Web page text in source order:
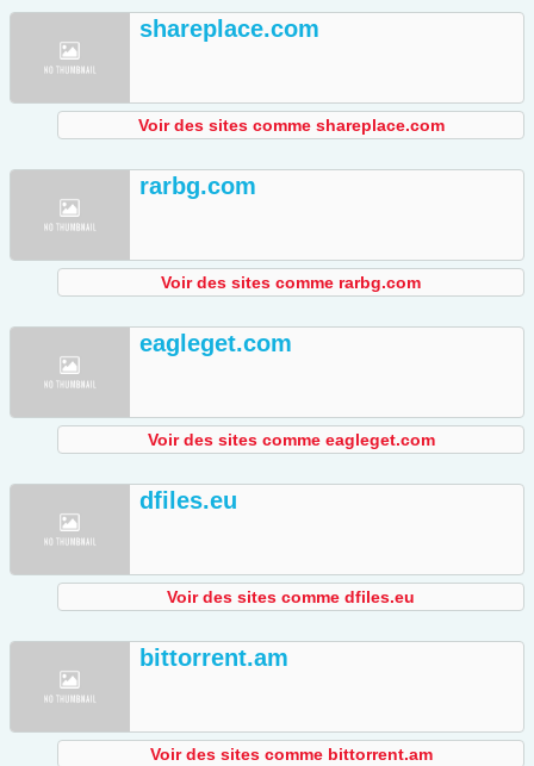
shareplace.com
Voir des sites comme shareplace.com
rarbg.com
Voir des sites comme rarbg.com
eagleget.com
Voir des sites comme eagleget.com
dfiles.eu
Voir des sites comme dfiles.eu
bittorrent.am
Voir des sites comme bittorrent.am